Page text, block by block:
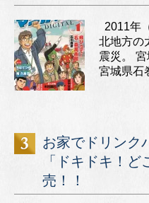
2011年
北地方の
震災。
宮城県石
お家でドリンク
「ドキドキ！
売！！